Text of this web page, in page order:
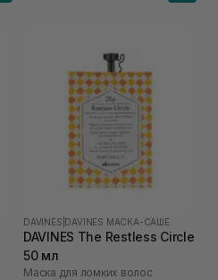
DAVINES DAVINES МАСКА-САШЕ
DAVINES The Restless Circle
50 мл
Маска для ломких волос